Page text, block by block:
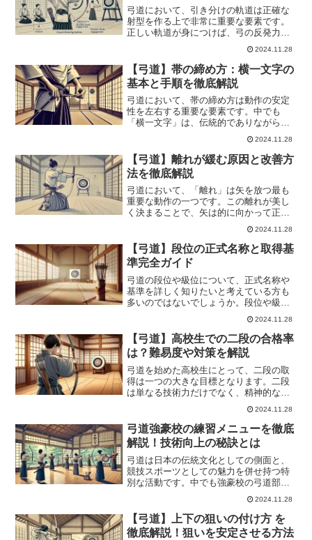
弓道において、引き分けの軌道は正確な
射型を作る上で非常に重要な要素です。
正しい軌道が身につけば、弓の反発力を
効率よく活用し、矢を安定して的に飛ば
すことができます。しかし、多くの弓道
家が引き分けの軌道に悩み、思うような
結果が得られないと感じる...
2024.11.28
【弓道】帯の締め方：横一文字の
基本と手順を徹底解説
弓道において、帯の締め方は動作の安定
性を左右する重要な要素です。中でも
「横一文字」は、伝統的でありながら実
用性の高い結び方として知られていま
す。背中に平面的にフィットする特徴を
持つ横一文字は、弓道の動作中に帯がず
れるのを防ぎ、安定感を高めて...
2024.11.28
【弓道】離れが緩む原因と改善方
法を徹底解説
弓道において、「離れ」は矢を放つ最も
重要な動作の一つです。この離れが美し
く決まることで、矢は的に向かって正確
に飛びます。一方で、離れが緩むと矢の
飛びが不安定になり、的中率が下がるだ
けでなく、射形にも悪影響を及ぼしま
す。「離れが緩む」とは、矢...
2024.11.28
【弓道】段位の正式名称と取得基
準完全ガイド
弓道の段位や級位について、正式名称や
基準を詳しく知りたいと考えている方も
多いのではないでしょうか。段位や級位
を明確にし、弓道の練習により一層励む
ことができます。弓道の段位は初段から
十段までの10段階、級位...
2024.11.28
【弓道】高校生での二段の合格率
は？難易度や対策を解説
弓道を始めた高校生にとって、二段の取
得は一つの大きな目標となります。二段
は単なる技術力だけでなく、精神的な成
ります。しかし、多くの方が「二段の合
格率はどのくらいなのか」「高校生でも
取得できるのか」といった...
2024.11.28
弓道強豪校の練習メニューを徹底
解説！技術向上の秘訣とは
弓道は日本の伝統文化としての側面と、
競技スポーツとしての魅力を併せ持つ特
別な活動です。中でも強豪校の弓道部で
なスケジュールによって、多くの大会で
高い成果を上げています。しかし、「強
豪校の練習とは具体的にど...
2024.11.28
【弓道】上下の狙いの付け方 を
徹底解説！狙いを安定させる方法